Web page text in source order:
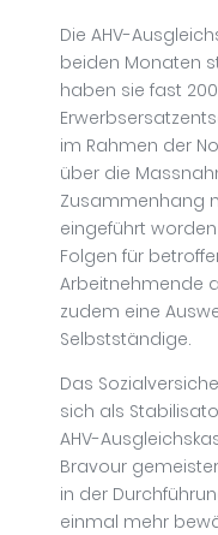
Die AHV-
beiden Monaten
haben sie fast
im Rahmen der
über die
Zusammenhang
eingeführt
Folgen für
Arbeitnehmende
zudem eine
Selbstständige.
Das
sich als
AHV-
Bravour
in der
einmal mehr